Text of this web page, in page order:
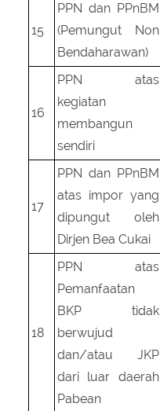
15
PPN dan PPnBM
(Pemungut Non
Bendaharawan)
16
PPN atas
kegiatan
membangun
sendiri
17
PPN dan PPnBM
atas impor yang
dipungut oleh
Dirjen Bea Cukai
18
PPN atas
Pemanfaatan
BKP tidak
berwujud
dan/atau JKP
dari luar daerah
Pabean